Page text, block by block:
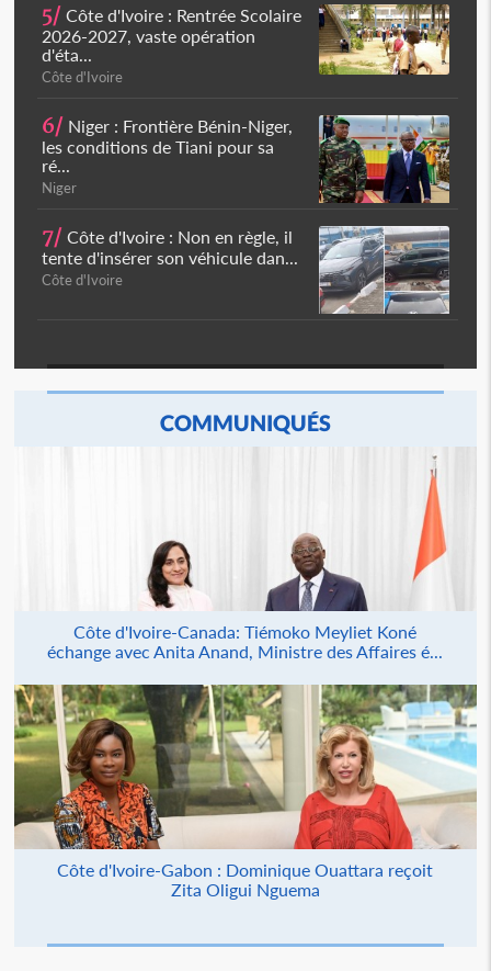
5/ Côte d'Ivoire : Rentrée Scolaire
2026-2027, vaste opération
d'éta...
Côte d'Ivoire
6/ Niger : Frontière Bénin-Niger,
les conditions de Tiani pour sa
ré...
Niger
7/ Côte d'Ivoire : Non en règle, il
tente d'insérer son véhicule dan...
Côte d'Ivoire
COMMUNIQUÉS
Côte d'Ivoire-Canada: Tiémoko Meyliet Koné
échange avec Anita Anand, Ministre des Affaires é...
Côte d'Ivoire-Gabon : Dominique Ouattara reçoit
Zita Oligui Nguema